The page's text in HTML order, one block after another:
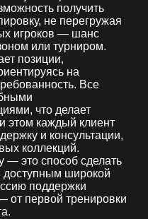
получить
не перегружая
игроков — шанс
или турниром.
позиции,
на
Все
что делает
этом каждый клиент
и консультации,
коллекций.
— это способ сделать
широкой
поддержки
от первой тренировки